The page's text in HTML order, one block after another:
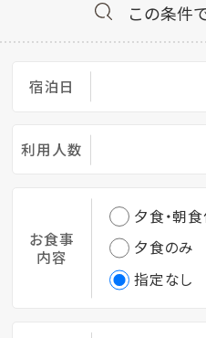
この条件
宿泊日
利用人数
お食事
内容
夕食・朝
夕食のみ
指定なし